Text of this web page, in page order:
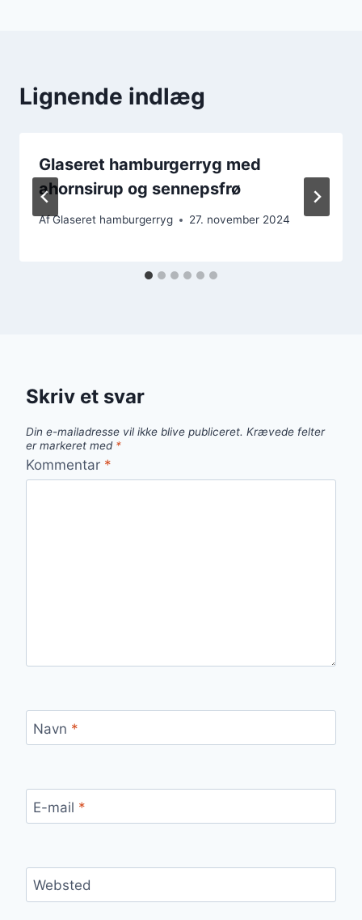
Lignende indlæg
Glaseret hamburgerryg med
ahornsirup og sennepsfrø
AfGlaseret hamburgerryg 27. november 2024
Skriv et svar
Din e-mailadresse vil ikke blive publiceret. Krævede felter
er markeret med *
Kommentar *
Navn *
E-mail *
Websted